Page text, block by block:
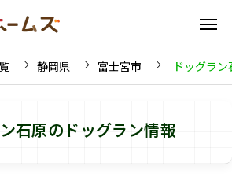
静岡県 富士宮市 ドッグラン
石原のドッグラン情報